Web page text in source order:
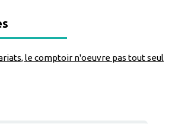
le comptoir n'oeuvre pas tout seul